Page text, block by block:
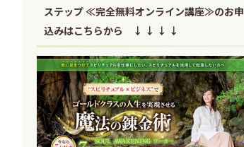
ステップ ≪完全無料オンライン講座≫のお申
込みはこちらから ↓ ↓ ↓ ↓